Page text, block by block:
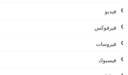
فيديو
فيرفوكس
فيروسات
فيسبوك